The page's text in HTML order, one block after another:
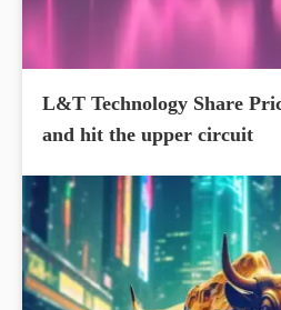
L&T Technology Share
and hit the upper circuit